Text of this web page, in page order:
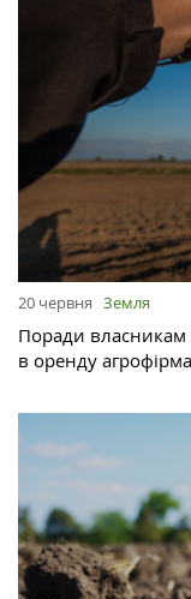
20 червня Земля
Поради власникам
в оренду